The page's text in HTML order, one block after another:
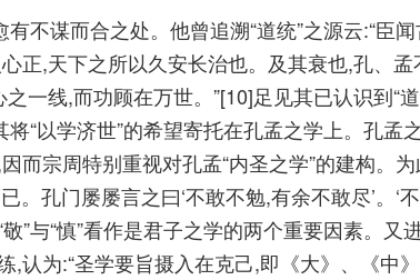
有不谋而合之处。他曾追溯“道统”之源云:“臣
正,天下之所以久安长治也。及其衰也,孔、孟
一线,而功顾在万世。”[10]足见其已认识到“
将“以学济世”的希望寄托在孔孟之学上。孔孟
而宗周特别重视对孔孟“内圣之学”的建构。
。孔门屡屡言之曰‘不敢不勉,有余不敢尽’。‘
”与“慎”看作是君子之学的两个重要因素。又
,认为:“圣学要旨摄入在克己,即《大》、《中